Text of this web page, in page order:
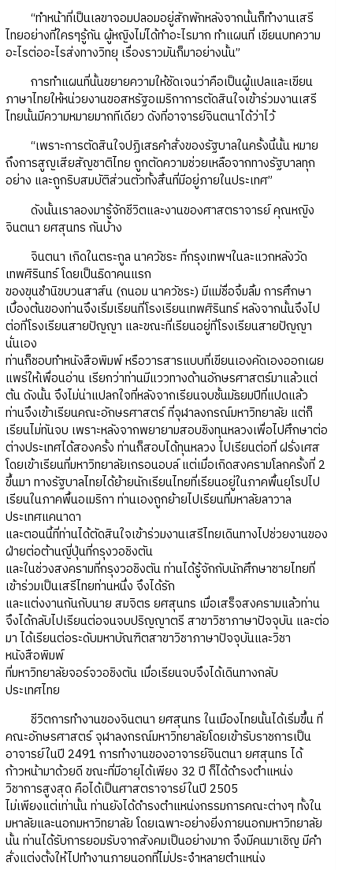
“ทำหน้าที่เป็นเลขาจอมปลอมอยู่สักพักหลังจากนั้นก็ทำงานเสรี
ไทยอย่างที่ใครๆรู้กัน ผู้หญิงไม่ได้ทำอะไรมาก ทำแผนที่ เขียนบทความ
อะไรต่ออะไรส่งทางวิทยุ เรื่องราวมันก็มาอย่างนั้น”
การทำแผนที่นั้นขยายความให้ชัดเจนว่าคือเป็นผู้แปลและเขียน
ภาษาไทยให้หน่วยงานขอสหรัฐอเมริกาการตัดสินใจเข้าร่วมงานเสรี
ไทยนั้นมีความหมายมากทีเดียว ดังที่อาจารย์จินตนาได้ว่าไว้
“เพราะการตัดสินใจปฏิเสธคำสั่งของรัฐบาลในครั้งนี้นั้น หมาย
ถึงการสูญเสียสัญชาติไทย ถูกตัดความช่วยเหลือจากทางรัฐบาลทุก
อย่าง และถูกริบสมบัติส่วนตัวทั้งสิ้นที่มีอยู่ภายในประเทศ”
ดังนั้นเราลองมารู้จักชีวิตและงานของศาสตราจารย์ คุณหญิง
จินตนา ยศสุนทร กันบ้าง
จินตนา เกิดในตระกูล นาควัชระ ที่กรุงเทพฯในละแวกหลังวัด
เทพศิรินทร์ โดยเป็นธิดาคนแรก
ของขุนชำนิขบวนสาส์น (ถนอม นาควัชระ) มีแม่ชื่อจิ้มลิ้ม การศึกษา
เบื้องต้นของท่านจึงเริ่มเรียนที่โรงเรียนเทพศิรินทร์ หลังจากนั้นจึงไป
ต่อที่โรงเรียนสายปัญญา และขณะที่เรียนอยู่ที่โรงเรียนสายปัญญา
นั่นเอง
ท่านก็ชอบทำหนังสือพิมพ์ หรือวารสารแบบที่เขียนเองคัดเองออกเผย
แพร่ให้เพื่อนอ่าน เรียกว่าท่านมีแววทางด้านอักษรศาสตร์มาแล้วแต่
ต้น ดังนั้น จึงไม่น่าแปลกใจที่หลังจากเรียนจบชั้นมัธยมปีที่แปดแล้ว
ท่านจึงเข้าเรียนคณะอักษรศาสตร์ ที่จุฬาลงกรณ์มหาวิทยาลัย แต่ก็
เรียนไม่ทันจบ เพราะหลังจากพยายามสอบชิงทุนหลวงเพื่อไปศึกษาต่อ
ต่างประเทศได้สองครั้ง ท่านก็สอบได้ทุนหลวง ไปเรียนต่อที่ ฝรั่งเศส
โดยเข้าเรียนที่มหาวิทยาลัยเกรอนอบล์ แต่เมื่อเกิดสงครามโลกครั้งที่ 2
ขึ้นมา ทางรัฐบาลไทยได้ย้ายนักเรียนไทยที่เรียนอยู่ในภาคพื้นยุโรปไป
เรียนในภาคพื้นอเมริกา ท่านเองถูกย้ายไปเรียนที่มหาลัยลาวาล
ประเทศแคนาดา
และตอนนี้ที่ท่านได้ตัดสินใจเข้าร่วมงานเสรีไทยเดินทางไปช่วยงานของ
ฝ่ายต่อต้านญี่ปุ่นที่กรุงวอชิงตัน
และในช่วงสงครามที่กรุงวอชิงตัน ท่านได้รู้จักกับนักศึกษาชายไทยที่
เข้าร่วมเป็นเสรีไทยท่านหนึ่ง จึงได้รัก
และแต่งงานกันกับนาย สมจิตร ยศสุนทร เมื่อเสร็จสงครามแล้วท่าน
จึงได้กลับไปเรียนต่อจนจบปริญญาตรี สาขาวิชาภาษาปัจจุบัน และต่อ
มา ได้เรียนต่อระดับมหาบัณฑิตสาขาวิชาภาษาปัจจุบันและวิชา
หนังสือพิมพ์
ที่มหาวิทยาลัยจอร์จวอชิงตัน เมื่อเรียนจบจึงได้เดินทางกลับ
ประเทศไทย
ชีวิตการทำงานของจินตนา ยศสุนทร ในเมืองไทยนั้นได้เริ่มขึ้น ที่
คณะอักษรศาสตร์ จุฬาลงกรณ์มหาวิทยาลัยโดยเข้ารับราชการเป็น
อาจารย์ในปี 2491 การทำงานของอาจารย์จินตนา ยศสุนทร ได้
ก้าวหน้ามาด้วยดี ขณะที่มีอายุได้เพียง 32 ปี ก็ได้ดำรงตำแหน่ง
วิชาการสูงสุด คือได้เป็นศาสตราจารย์ในปี 2505
ไม่เพียงแต่เท่านั้น ท่านยังได้ดำรงตำแหน่งกรรมการคณะต่างๆ ทั้งใน
มหาลัยและนอกมหาวิทยาลัย โดยเฉพาะอย่างยิ่งภายนอกมหาวิทยาลัย
นั้น ท่านได้รับการยอมรับจากสังคมเป็นอย่างมาก จึงมีคนมาเชิญ มีคำ
สั่งแต่งตั้งให้ไปทำงานภายนอกที่ไม่ประจำหลายตำแหน่ง